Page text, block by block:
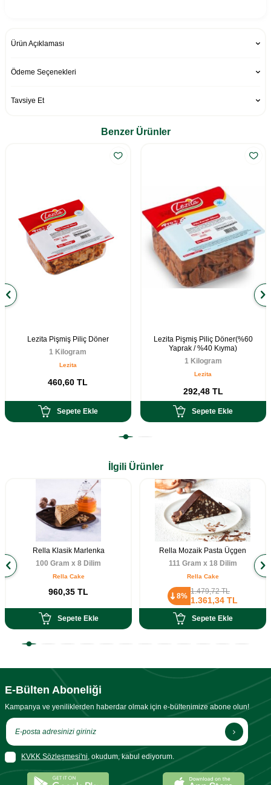
Ürün Açıklaması
Ödeme Seçenekleri
Tavsiye Et
Benzer Ürünler
Lezita Pişmiş Piliç Döner
1 Kilogram
Lezita
460,60 TL
Sepete Ekle
Lezita Pişmiş Piliç Döner(%60
Yaprak / %40 Kıyma)
1 Kilogram
Lezita
292,48TL
Sepete Ekle
İlgili Ürünler
Rella Klasik Marlenka
100 Gram x 8 Dilim
Rella Cake
960,35 TL
Sepete Ekle
Rella Mozaik Pasta Üçgen
111 Gram x 18 Dilim
Rella Cake
8%
1.479,72TL
1.361,34 TL
Sepete Ekle
E-Bülten Aboneliği
Kampanya ve yeniliklerden haberdar olmak için e-bültenimize abone olun!
KVKK Sözleşmesi'ni, okudum, kabul ediyorum.